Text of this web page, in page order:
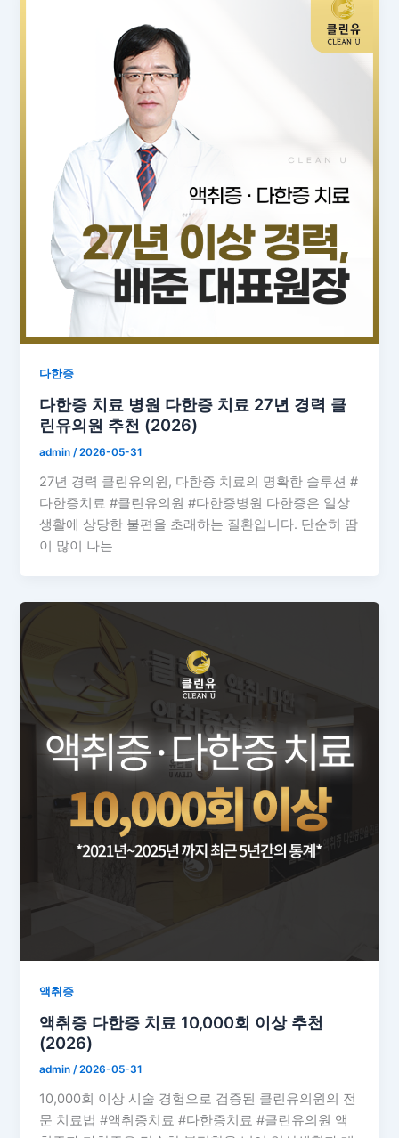
다한증
다한증 치료 병원 다한증 치료 27년 경력 클
린유의원 추천 (2026)
admin/2026-05-31
27년 경력 클린유의원, 다한증 치료의 명확한 솔루션 #
다한증치료 #클린유의원 #다한증병원 다한증은 일상
생활에 상당한 불편을 초래하는 질환입니다. 단순히 땀
이 많이 나는
액취증
액취증 다한증 치료 10,000회 이상 추천
(2026)
admin/2026-05-31
10,000회 이상 시술 경험으로 검증된 클린유의원의 전
문 치료법 #액취증치료 #다한증치료 #클린유의원 액